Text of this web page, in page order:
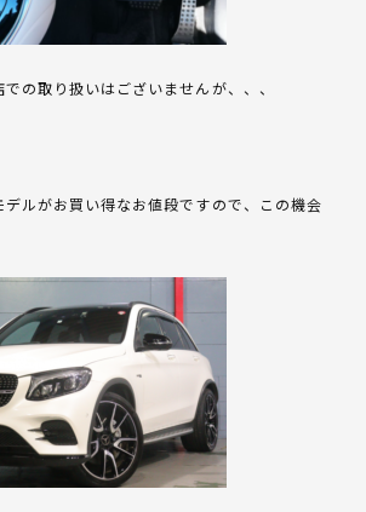
の取り扱いはございませんが、、、
デルがお買い得なお値段ですので、この機会